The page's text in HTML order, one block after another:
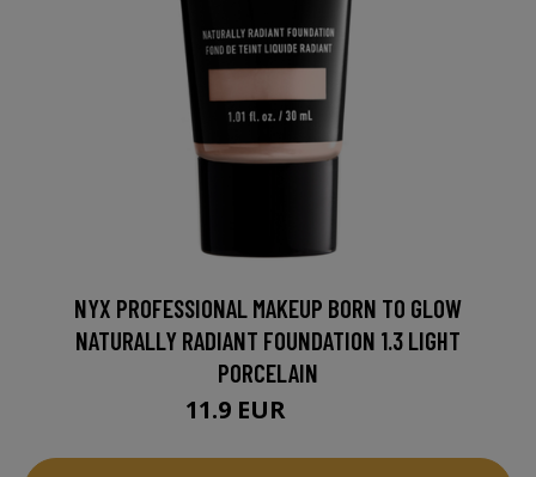
NYX PROFESSIONAL MAKEUP BORN TO GLOW
NATURALLY RADIANT FOUNDATION 1.3 LIGHT
PORCELAIN
11.9 EUR